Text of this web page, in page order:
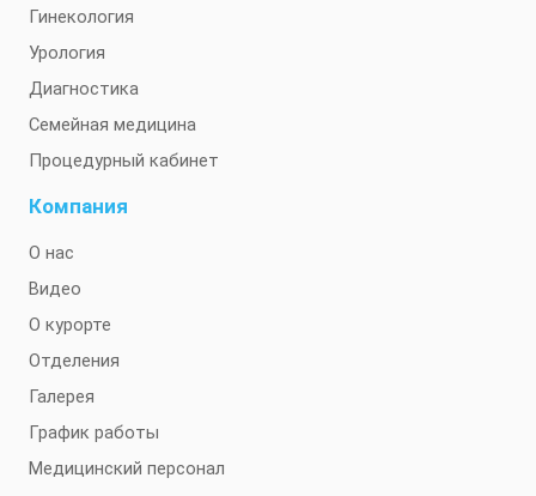
Гинекология
Урология
Диагностика
Семейная медицина
Процедурный кабинет
Компания
О нас
Видео
О курорте
Отделения
Галерея
График работы
Медицинский персонал